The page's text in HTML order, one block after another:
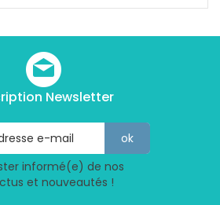
Newsletter
informé(e) de nos
et nouveautés !